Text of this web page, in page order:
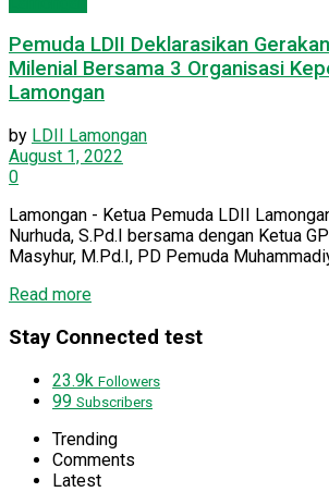
Pemuda LDII Deklarasikan
Milenial Bersama 3 Organisasi
Lamongan
by LDII Lamongan
August 1, 2022
0
Lamongan - Ketua Pemuda LDII
Nurhuda, S.Pd.I bersama dengan Ketua
Masyhur, M.Pd.I, PD Pemuda
Read moreDetails
Stay Connected test
23.9k Followers
99 Subscribers
Trending
Comments
Latest